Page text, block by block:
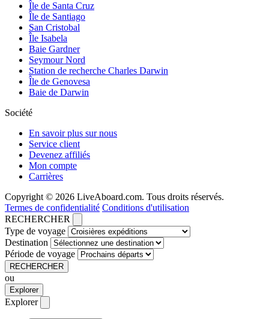
Île de Santa Cruz
Île de Santiago
San Cristobal
Île Isabela
Baie Gardner
Seymour Nord
Station de recherche Charles Darwin
Île de Genovesa
Baie de Darwin
Société
En savoir plus sur nous
Service client
Devenez affiliés
Mon compte
Carrières
Copyright © 2026 LiveAboard.com. Tous droits réservés.
Termes de confidentialité Conditions d'utilisation
RECHERCHER
Type de voyage
Destination
Période de voyage
RECHERCHER
ou
Explorer
Explorer